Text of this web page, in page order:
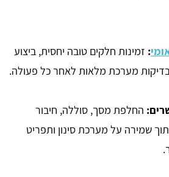
: זמינות חלקים טובה יחסית, ביצוע
ובדיקות מערכת מלאות לאחר כל פעולה.
החלפת מסך, סוללה, חיבור
שמירה על מערכת סינון ותפריט